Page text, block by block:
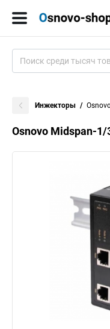
Инжекторы
Osnovo Midspan-1/